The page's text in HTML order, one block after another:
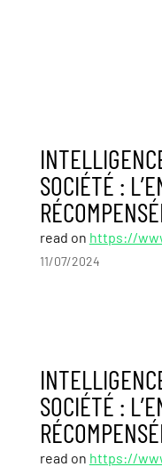
SOCIÉTÉ :
read on https://
11/07/2024
SOCIÉTÉ :
read on https://